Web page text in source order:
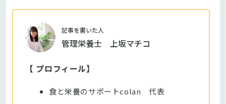
記事を書いた人
管理栄養士 上坂マチコ
【 プロフィール】
食と栄養のサポートcolan 代表